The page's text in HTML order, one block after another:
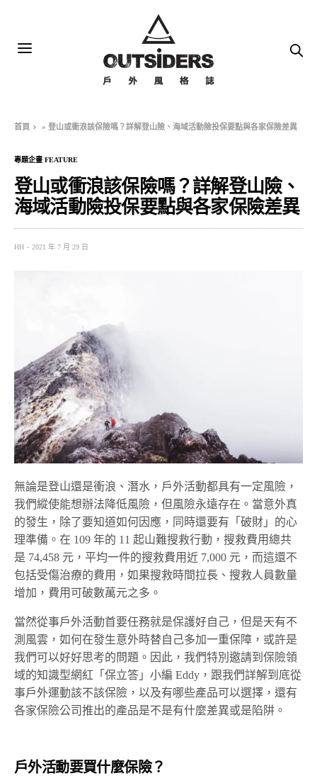
首頁 »登山或衝浪該保險嗎？詳解登山險、海域活動險投保要點與各家保險差異
專題企畫 FEATURE
登山或衝浪該保險嗎？詳解登山險、
海域活動險投保要點與各家保險差異
HH 2021 年 7 月 29 日
無論是登山還是衝浪、潛水，戶外活動都具有一定風險，
我們縱使能想辦法降低風險，但風險永遠存在。當意外真
的發生，除了要知道如何因應，同時還要有「破財」的心
理準備。在 109 年的 11 起山難搜救行動，搜救費用總共
是 74,458 元，平均一件的搜救費用近 7,000 元，而這還不
包括受傷治療的費用，如果搜救時間拉長、搜救人員數量
增加，費用可破數萬元之多。
當然從事戶外活動首要任務就是保護好自己，但是天有不
測風雲，如何在發生意外時替自己多加一重保障，或許是
我們可以好好思考的問題。因此，我們特別邀請到保險領
域的知識型網紅「保立答」小編 Eddy，跟我們詳解到底從
事戶外運動該不該保險，以及有哪些產品可以選擇，還有
各家保險公司推出的產品是不是有什麼差異或是陷阱。
戶外活動要買什麼保險？